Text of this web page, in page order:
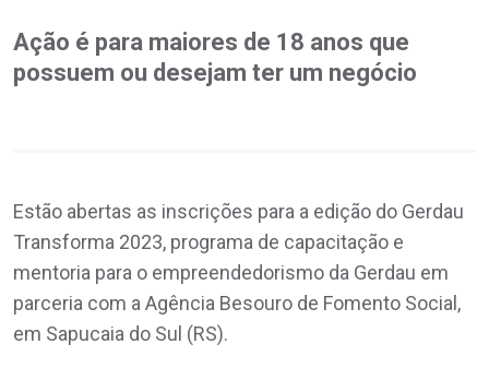
Ação é para maiores de 18 anos que
possuem ou desejam ter um negócio
Estão abertas as inscrições para a edição do Gerdau
Transforma 2023, programa de capacitação e
mentoria para o empreendedorismo da Gerdau em
parceria com a Agência Besouro de Fomento Social,
em Sapucaia do Sul (RS).